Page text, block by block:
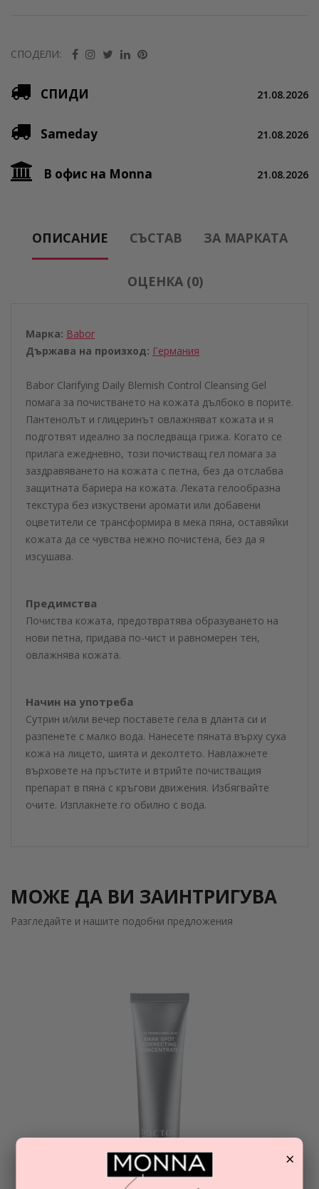
СПОДЕЛИ:
СПИДИ 21.08.2026
Sameday 21.08.2026
В офис на Monna 21.08.2026
ОПИСАНИЕ СЪСТАВ ЗА МАРКАТА
ОЦЕНКА (0)
Марка: Babor
Държава на произход: Германия
Babor Clarifying Daily Blemish Control Cleansing Gel
помага за почистването на кожата дълбоко в порите.
Пантенолът и глицеринът овлажняват кожата и я
подготвят идеално за последваща грижа. Когато се
прилага ежедневно, този почистващ гел помага за
заздравяването на кожата с петна, без да отслабва
защитната бариера на кожата. Леката гелообразна
текстура без изкуствени аромати или добавени
оцветители се трансформира в мека пяна, оставяйки
кожата да се чувства нежно почистена, без да я
изсушава.
Предимства
Почиства кожата, предотвратява образуването на
нови петна, придава по-чист и равномерен тен,
овлажнява кожата.
Начин на употреба
Сутрин и/или вечер поставете гела в дланта си и
разпенете с малко вода. Нанесете пяната върху суха
кожа на лицето, шията и деколтето. Навлажнете
върховете на пръстите и втрийте почистващия
препарат в пяна с кръгови движения. Избягвайте
очите. Изплакнете го обилно с вода.
МОЖЕ ДА ВИ ЗАИНТРИГУВА
Разгледайте и нашите подобни предложения
×